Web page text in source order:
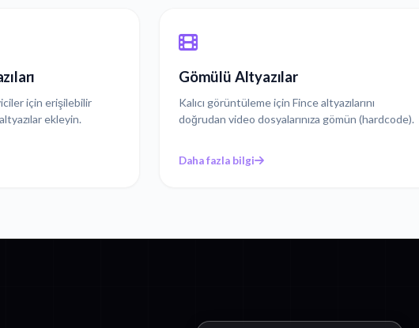
için erişilebilir
ekleyin.
Gömülü Altyazılar
Kalıcı görüntüleme için Fince altyazılarını
doğrudan video dosyalarınıza gömün (hardcode).
Daha fazla bilgi